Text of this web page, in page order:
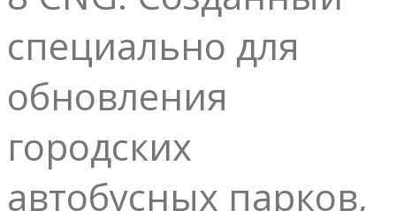
специально для
обновления
городских
автобусных парков,